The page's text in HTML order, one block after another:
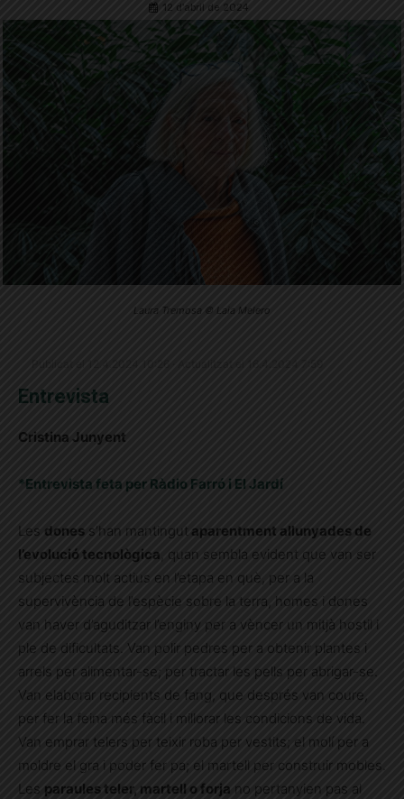
12 d'abril de 2024
Laura Tremosa © Laia Melero
Entrevista
Cristina Junyent
*Entrevista feta per Ràdio Farró i El Jardí
Les dones s’han mantingut aparentment allunyades de
l’evolució tecnològica , quan sembla evident que van ser
subjectes molt actius en l’etapa en què, per a la
supervivència de l’espècie sobre la terra, homes i dones
van haver d’aguditzar l’enginy per a vèncer un mitjà hostil i
ple de dificultats. Van polir pedres per a obtenir plantes i
arrels per alimentar-se; per tractar les pells per abrigar-se.
Van elaborar recipients de fang, que després van coure,
per fer la feina més fàcil i millorar les condicions de vida.
Van emprar telers per teixir roba per vestits; el molí per a
moldre el gra i poder fer pa; el martell per construir mobles.
Les paraules teler, martell o forja no pertanyien pas al